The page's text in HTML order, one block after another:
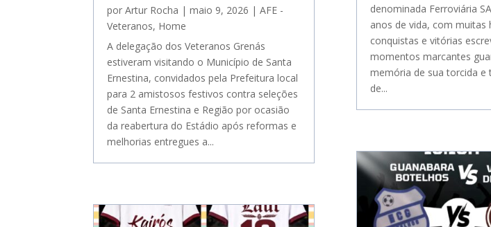
porArtur Rocha |maio 9, 2026 |AFE -
Veteranos, Home
A delegação dos Veteranos Grenás
estiveram visitando o Município de Santa
Ernestina, convidados pela Prefeitura local
para 2 amistosos festivos contra seleções
de Santa Ernestina e Região por ocasião
da reabertura do Estádio após reformas e
melhorias entregues a...
denominada Ferroviária
anos de vida, com muitas
conquistas e vitórias
momentos marcantes
memória de sua torcida e
de...